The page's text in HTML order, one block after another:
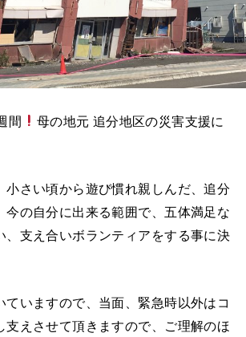
間
母の地元 追分地区の災害支援に
小さい頃から遊び慣れ親しんだ、追分
今の自分に出来る範囲で、五体満足な
、支え合いボランティアをする事に決
ていますので、当面、緊急時以外はコ
支えさせて頂きますので、ご理解のほ